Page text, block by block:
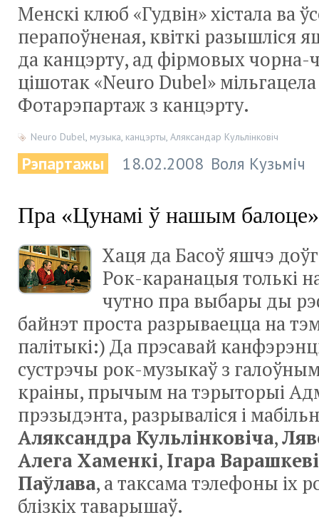
Менскі клюб «Гудвін» хістала ва
перапоўненая, квіткі разышліся
да канцэрту, ад фірмовых
цішотак «Neuro Dubel»
Фотарэпартаж з канцэрту.
Neuro Dubel, музыка, канцэрты, Аляксандар Кульлінковіч
Рэпартажы 18.02.2008 Воля Кузьміч
Пра «Цунамі ў нашым балоце»
Хаця да Басоў яшчэ
Рок-каранацыятолькі
чутно пра выбары ды
байнэт проста разрываецца на
палітыкі:) Да прэсавай
сустрэчы рок-музыкаўз
краіны, прычым на тэрыторыі
прэзыдэнта, разрываліся і
Аляксандра Кульлінковіча,
Алега Хаменкі, Ігара
Паўлава, а таксама тэлефоны іх
блізкіх таварышаў.